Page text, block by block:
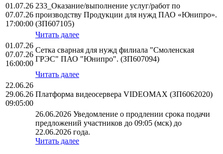
01.07.26
07.07.26
17:00:00
233_Оказание/выполнение услуг/работ по
производству Продукции для нужд ПАО «Юнипро».
(ЗП607105)
Читать далее
01.07.26
07.07.26
16:00:00
Сетка сварная для нужд филиала "Смоленская
ГРЭС" ПАО "Юнипро". (ЗП607094)
Читать далее
22.06.26
29.06.26
09:05:00
Платформа видеосервера VIDEOMAX (ЗП6062020)
26.06.2026 Уведомление о продлении срока подачи
предложений участников до 09:05 (мск) до
22.06.2026 года.
Читать далее